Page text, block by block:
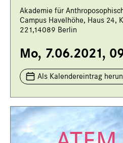
Akademie für
Campus Havelhöhe, Haus 24,
221,14089 Berlin
Mo, 7.06.2021,
Als Kalendereintrag